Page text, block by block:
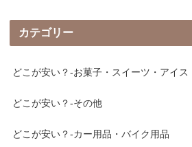
カテゴリー
どこが安い？-お菓子・スイーツ・アイス
どこが安い？-その他
どこが安い？-カー用品・バイク用品